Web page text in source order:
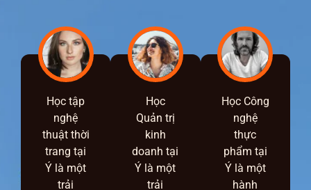
Học tập
nghệ
thuật thời
trang tại
Ý là một
trải
Học
Quản trị
kinh
doanh tại
Ý là một
trải
Học Công
nghệ
thực
phẩm tại
Ý là một
hành